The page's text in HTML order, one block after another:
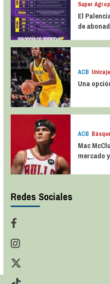
Super
El
de
ACB
Una
ACB
Mac
mercado
Redes Sociales